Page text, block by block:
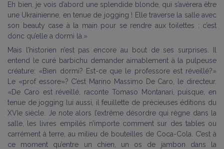
Eh bien, je vois d’abord une splendide blonde, qui s’avérera être
une Ukrainienne, en tenue de jogging ! Elle traverse la salle avec
son beauty case à la main pour se rendre aux toilettes : c’est
donc qu’elle a dormi là.»
Mais l’historien n’est pas encore au bout de ses surprises. Il
entend le curé barbichu demander aimablement à la pulpeuse
créature: «Bien dormi? Est-ce que le professore est réveillé?»
Le «prof essore»? C’est Marino Massimo De Caro, le directeur.
«De Caro est réveillé, raconte Tomaso Montanari, puisque, en
tenue de jogging lui aussi, il feuillette de précieuses éditions du
XVIe siècle. Je note alors l’extrême désordre qui règne dans la
salle, les livres empilés n’importe comment sur des tables ou
carrément à terre, au milieu de bouteilles de Coca-Cola. C’est à
ce moment qu’entre un chien, un os de jambon dans la